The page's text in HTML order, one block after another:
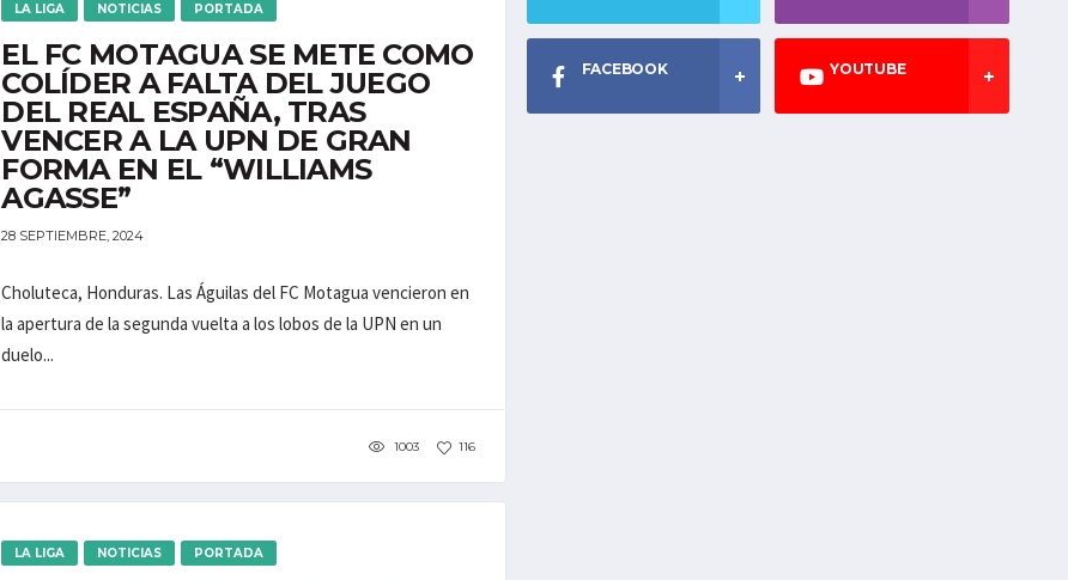
LA LIGA NOTICIAS PORTADA
EL FC MOTAGUA SE METE COMO
COLÍDER A FALTA DEL JUEGO
DEL REAL ESPAÑA, TRAS
VENCER A LA UPN DE GRAN
FORMA EN EL “WILLIAMS
AGASSE”
28 SEPTIEMBRE, 2024
Choluteca, Honduras. Las Águilas del FC Motagua vencieron en
la apertura de la segunda vuelta a los lobos de la UPN en un
duelo...
1003 116
LA LIGA NOTICIAS PORTADA
FACEBOOK YOUTUBE